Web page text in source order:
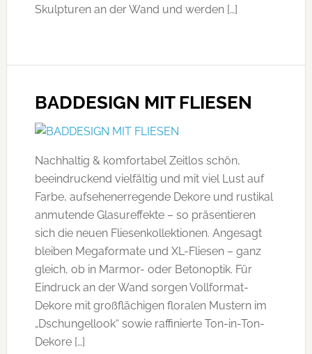
Skulpturen an der Wand und werden […]
BADDESIGN MIT FLIESEN
Nachhaltig & komfortabel Zeitlos schön,
beeindruckend vielfältig und mit viel Lust auf
Farbe, aufsehenerregende Dekore und rustikal
anmutende Glasureffekte – so präsentieren
sich die neuen Fliesenkollektionen. Angesagt
bleiben Megaformate und XL-Fliesen – ganz
gleich, ob in Marmor- oder Betonoptik. Für
Eindruck an der Wand sorgen Vollformat-
Dekore mit großflächigen floralen Mustern im
„Dschungellook“ sowie raffinierte Ton-in-Ton-
Dekore […]